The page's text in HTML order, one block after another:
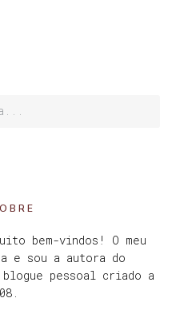
bem-vindos! O meu
e sou a autora do
blogue pessoal criado a